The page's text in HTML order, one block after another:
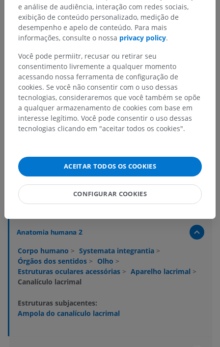
Hierarquia anatômica
Anatomia humana 2
Corpo humano > Systemata integrantia >
Órgãos dos sentidos > Olho >
Estruturas oculares acessórias > Aparelho lacrimal >
Canalículo lacrimal
Estruturas subjacentes:
Ampola do canalículo lacrimal
e análise de audiência, interação com redes sociais,
exibição de conteúdo personalizado, medição de
desempenho e apelo de conteúdo. Para mais
informações, consulte o nossa privacy policy.
Você pode permiitr, recusar ou retirar seu
consentimento livremente a qualquer momento
acessando nossa ferramenta de configuração de
cookies. Se você não consentir com o uso dessas
tecnologias, consideraremos que você também se opõe
a qualquer armazenamento de cookies com base em
interesse legítimo. Você pode consentir o uso dessas
tecnologias clicando em "aceitar todos os cookies".
ACEITAR TODOS OS COOKIES
CONFIGURAR COOKIES